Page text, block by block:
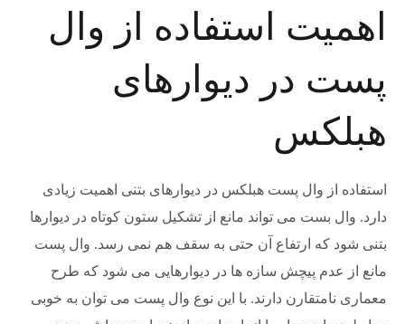
اهمیت استفاده از وال
پست در دیوارهای
هبلکس
استفاده از وال پست هبلکس در دیوارهای بتنی اهمیت زیادی
دارد. وال بست می تواند مانع از تشکیل ستون کوتاه در دیوارها
بتنی شود که ارتفاع آن حتی به سقف هم نمی رسد. وال پست
مانع از عدم پیچش سازه ها در دیوارهایی می شود که طرح
معماری نامتقارن دارند. با این نوع وال پست می توان به خوبی